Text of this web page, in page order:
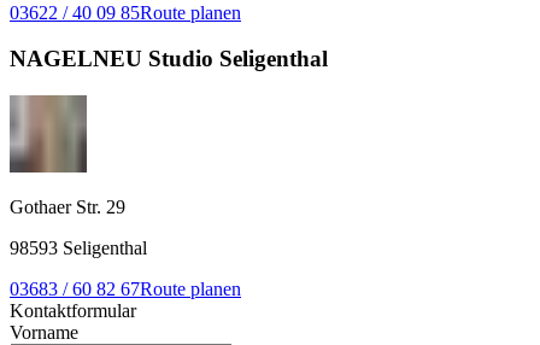
03622 / 40 09 85Route planen
NAGELNEU Studio Seligenthal
Gothaer Str. 29
98593 Seligenthal
03683 / 60 82 67Route planen
Kontaktformular
Vorname